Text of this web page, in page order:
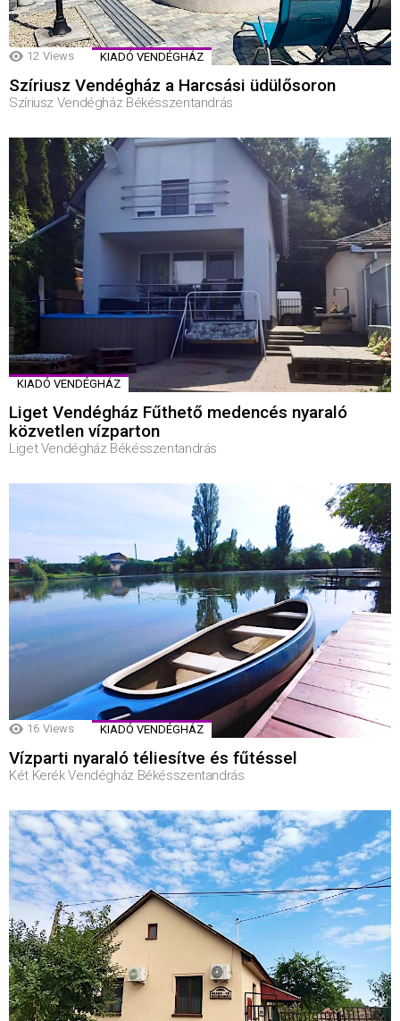
12 Views KIADÓ VENDÉGHÁZ
Szíriusz Vendégház a Harcsási üdülősoron
Szíriusz Vendégház Békésszentandrás
KIADÓ VENDÉGHÁZ
Liget Vendégház Fűthető medencés nyaraló
közvetlen vízparton
Liget Vendégház Békésszentandrás
16 Views KIADÓ VENDÉGHÁZ
Vízparti nyaraló téliesítve és fűtéssel
Két Kerék Vendégház Békésszentandrás